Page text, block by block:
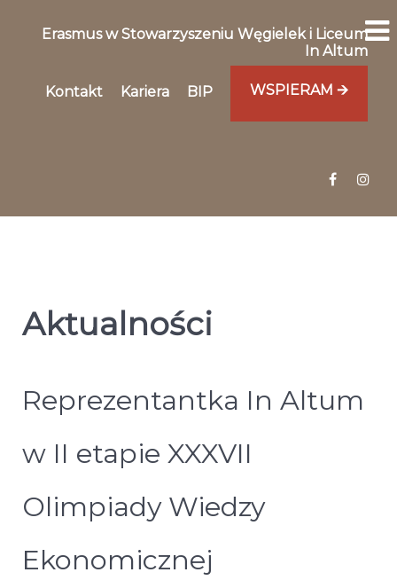
Erasmus w Stowarzyszeniu Węgielek i Liceum
In Altum
Kontakt Kariera BIP WSPIERAM 🡪
Aktualności
Reprezentantka In Altum
w II etapie XXXVII
Olimpiady Wiedzy
Ekonomicznej